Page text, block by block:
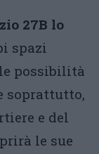
27B lo
spazi
possibilità
soprattutto,
e del
le sue